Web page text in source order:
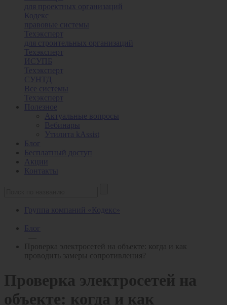
для проектных организаций
Кодекс
правовые системы
Техэксперт
для строительных организаций
Техэксперт
ИСУПБ
Техэксперт
СУНТД
Все системы
Техэксперт
Полезное
Актуальные вопросы
Вебинары
Утилита kAssist
Блог
Бесплатный доступ
Акции
Контакты
Группа компаний «Кодекс»
Блог
Проверка электросетей на объекте: когда и как
проводить замеры сопротивления?
Проверка электросетей на
объекте: когда и как